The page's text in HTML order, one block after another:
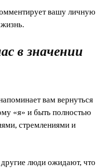
вашу личную
в значении
вам вернуться
«я» и быть полностью
стремлениями и
люди ожидают, что